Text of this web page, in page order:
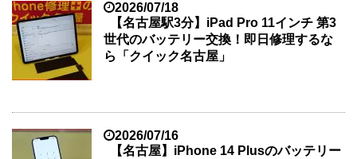
2026/07/18
【名古屋駅3分】iPad Pro 11インチ 第3
世代のバッテリー交換！即日修理するな
ら「クイック名古屋」
2026/07/16
【名古屋】iPhone 14 Plusのバッテリー